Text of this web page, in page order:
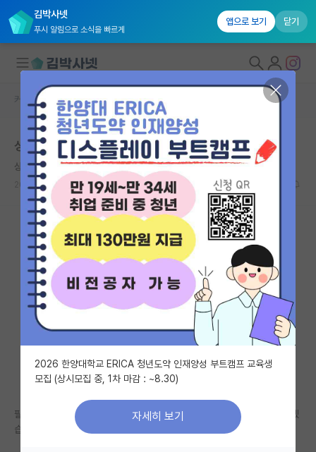
김박사넷
푸시 알림으로 소식을 빠르게
앱으로 보기 닫기
대학원생 모집
국내대학원 정보
연구실&오픈랩
커뮤니티
커뮤니티 홈
전체글보기
베스트 게시판
IF 명예의전당
자유 게시판(아무개랩)
미국 유학 게시판
미국 대학원 합격 후기 게시판
대학원생 모집 게시판
커뮤니티 홈 자유 게시판(아무개랩)
성대 박사 면접 경험하신 분 계신가요?
상처받은 닐스 보어*
2023.10.15
1 1805
필기시험이나 전공구술시험 본다는 말이 없다길래 뭘 공부해야할 지 모르겠
습니다ㅜ
2026 한양대학교 ERICA 청년도약 인재양성 부트캠프 교육생
모집 (상시모집 중, 1차 마감 : ~8.30)
자세히 보기